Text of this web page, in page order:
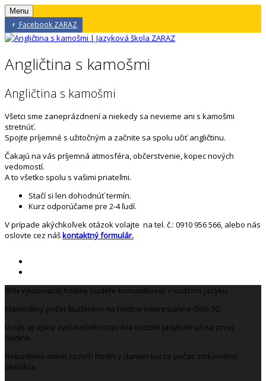
Menu
Facebook ZARAZ
Angličtina s kamošmi
Angličtina s kamošmi
Všetci sme zaneprázdnení a niekedy sa nevieme ani s kamošmi
stretnúť.
Spojte príjemné s užitočným a začnite sa spolu učiť angličtinu.
Čakajú na vás príjemná atmosféra, občerstvenie, kopec nových
vedomostí.
A to všetko spolu s vašimi priateľmi.
Stačí si len dohodnúť termín.
Kurz odporúčame pre 2-4 ľudí.
V prípade akýchkoľvek otázok volajte na tel. č.: 0910 956 566, alebo nás
oslovte cez náškontaktný formulár.
80% vyučovacej hodiny budete komunikovať v cudzom jazyku.
Maximálny počet študentov na hodine nepresiahne číslo 10.
U nás aj úplný začiatočník rozpráva cudzím jazykom už na prvej
hodine.
Nebudeme meniť rozvrh hodín v danom kurze počas zmluvného
obdobia.